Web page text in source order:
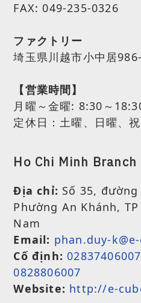
FAX: 049-235-0326
ファクトリー
埼玉県川越市小中居
【営業時間】
月曜～金曜: 8:30～
定休日：土曜、日曜、
Ho Chi Minh
Địa chỉ: Số 35,
Phường An Khánh,
Nam
Email: phan.duy-
Cố định: 02837406007
0828806007
Website: http://e-